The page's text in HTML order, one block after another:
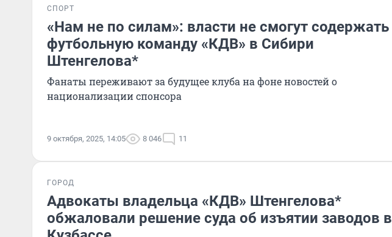
СПОРТ
«Нам не по силам»: власти не смогут содержать
футбольную команду «КДВ» в Сибири
Штенгелова*
Фанаты переживают за будущее клуба на фоне новостей о
национализации спонсора
9 октября, 2025, 14:05 8 046 11
ГОРОД
Адвокаты владельца «КДВ» Штенгелова*
обжаловали решение суда об изъятии заводов в